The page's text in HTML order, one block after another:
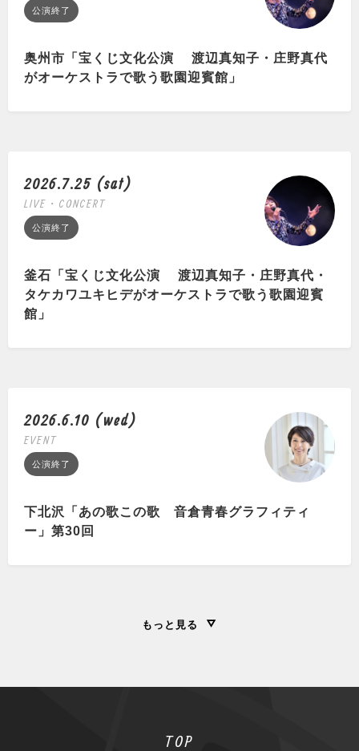
公演終了
奥州市「宝くじ文化公演 渡辺真知子・庄野真代
がオーケストラで歌う歌園迎賓館」
2026.7.25 (sat)
LIVE・CONCERT
公演終了
釜石「宝くじ文化公演 渡辺真知子・庄野真代・
タケカワユキヒデがオーケストラで歌う歌園迎賓
館」
2026.6.10 (wed)
EVENT
公演終了
下北沢「あの歌この歌 音倉青春グラフィティ
ー」第30回
もっと見る
TOP